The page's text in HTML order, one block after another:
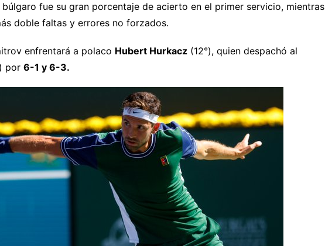
fue su gran porcentaje de acierto en el primer servicio, mientras
doble faltas y errores no forzados.
enfrentará a polaco Hubert Hurkacz (12°), quien despachó al
por 6-1 y 6-3.